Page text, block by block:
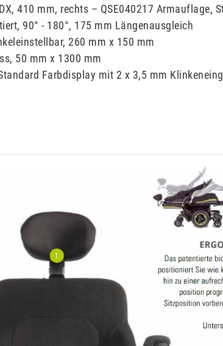
410 mm, rechts – QSE040217 Armauflage,
90° - 180°, 175 mm Längenausgleich
260 mm x 150 mm
50 mm x 1300 mm
Farbdisplay mit 2 x 3,5 mm